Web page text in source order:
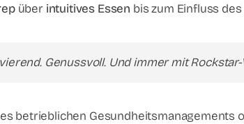
über intuitives Essen bis zum Einfluss des
Genussvoll. Und immer mit Rockstar-
betrieblichen Gesundheitsmanagements